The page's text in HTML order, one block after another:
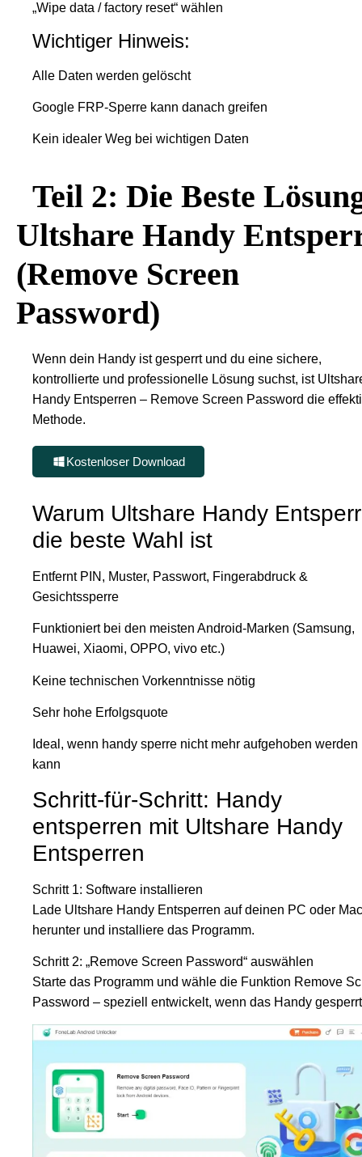
„Wipe data / factory reset“ wählen
Wichtiger Hinweis:
Alle Daten werden gelöscht
Google FRP-Sperre kann danach greifen
Kein idealer Weg bei wichtigen Daten
Teil 2: Die Beste
Ultshare Handy
(Remove Screen
Password)
Wenn dein Handy ist gesperrt und du eine sichere,
kontrollierte und professionelle Lösung suchst, ist
Handy Entsperren – Remove Screen Password die
Methode.
Kostenloser Download
Warum Ultshare Handy
die beste Wahl ist
Entfernt PIN, Muster, Passwort, Fingerabdruck &
Gesichtssperre
Funktioniert bei den meisten Android-Marken (Samsung,
Huawei, Xiaomi, OPPO, vivo etc.)
Keine technischen Vorkenntnisse nötig
Sehr hohe Erfolgsquote
Ideal, wenn handy sperre nicht mehr aufgehoben werden
kann
Schritt-für-Schritt: Handy
entsperren mit Ultshare Handy
Entsperren
Schritt 1: Software installieren
Lade Ultshare Handy Entsperren auf deinen PC oder Mac
herunter und installiere das Programm.
Schritt 2: „Remove Screen Password“ auswählen
Starte das Programm und wähle die Funktion Remove
Password – speziell entwickelt, wenn das Handy